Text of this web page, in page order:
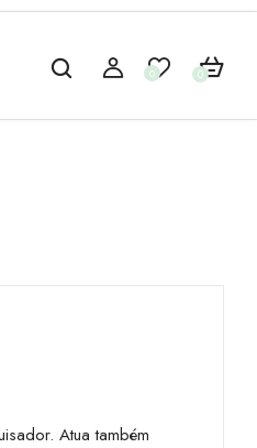
0 0
Atua também